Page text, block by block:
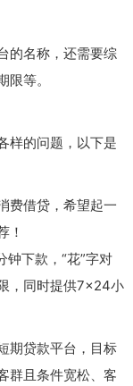
的名称，还需要综
等。
样的问题，以下是
费借贷，希望起一
！
钟下款，“花”字对
，同时提供7×24小
期贷款平台，目标
群且条件宽松、客